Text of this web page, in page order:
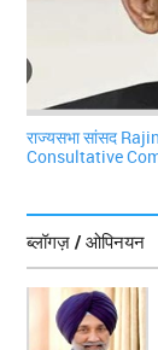
राज्यसभा सांसद
Consultative
ब्लॉगज़ / ओपिनयन